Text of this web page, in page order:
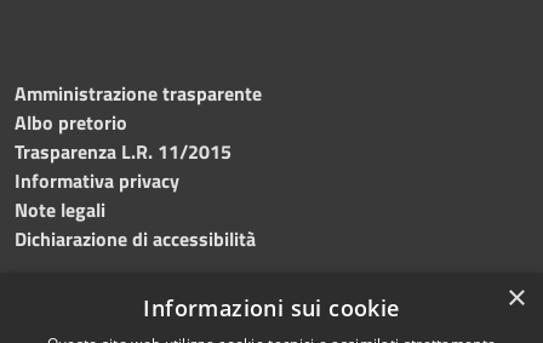
Amministrazione trasparente
Albo pretorio
Trasparenza L.R. 11/2015
Informativa privacy
Note legali
Dichiarazione di accessibilità
×
Informazioni sui cookie